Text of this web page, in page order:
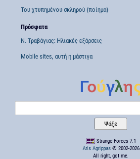
Του χτυπημένου σκληρού (ποίημα)
Πρόσφατα
Ν. Τραβάγιας: Ηλιακές εξάρσεις
Mobile sites, αυτή η μάστιγα
Strange Forces 7.1
Aris Agrippas© 2002-2026
All right, got me.